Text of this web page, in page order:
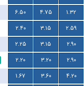
۶.۵۰ ۴.۷۵
۱.۳۲
۲.۴۰ ۳.۱۵
۲.۵۹
۲.۲۵ ۳.۱۵
۲.۹۰
۲.۲۰ ۳.۲۰
۲.۹۰
۱.۶۷ ۳.۶۰
۴.۲۰